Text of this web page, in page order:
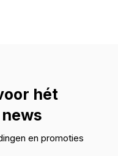
hét
en promoties